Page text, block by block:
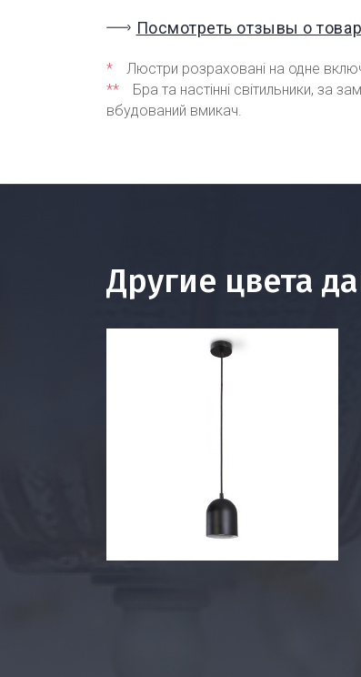
Посмотреть отзывы о
*
Люстри розраховані на одне
**
Бра та настінні світильники, за
вбудований вмикач.
Другие цвета